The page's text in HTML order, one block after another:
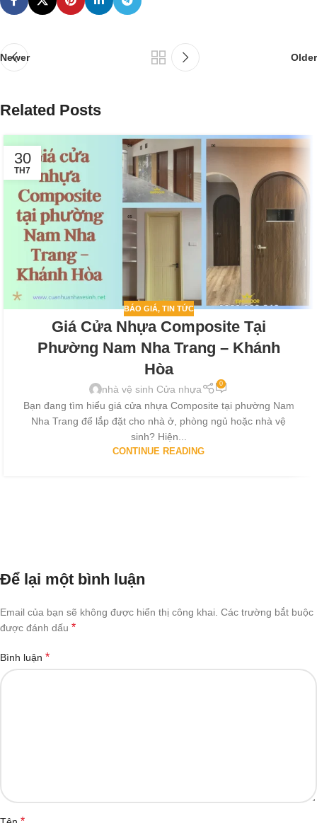
Newer Older
Related Posts
30
TH7
BÁO GIÁ, TIN TỨC
Giá Cửa Nhựa Composite Tại
Phường Nam Nha Trang – Khánh
Hòa
nhà vệ sinh Cửa nhựa 0
Bạn đang tìm hiểu giá cửa nhựa Composite tại phường Nam
Nha Trang để lắp đặt cho nhà ở, phòng ngủ hoặc nhà vệ
sinh? Hiện...
CONTINUE READING
Để lại một bình luận
Email của bạn sẽ không được hiển thị công khai. Các trường bắt buộc
được đánh dấu *
Bình luận *